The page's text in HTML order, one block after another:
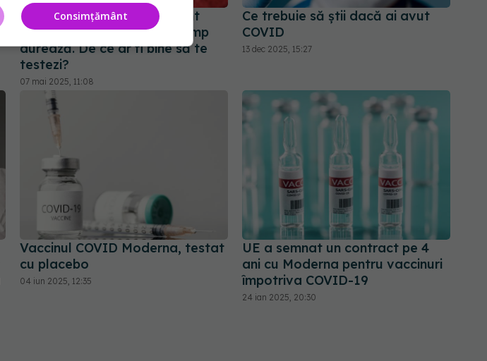
COVID încă există! Care sunt
simptomele în 2025 și cât timp
durează. De ce ar fi bine să te
testezi?
07 mai 2025, 11:08
Ce trebuie să știi dacă ai avut
COVID
13 dec 2025, 15:27
Vaccinul COVID Moderna, testat
cu placebo
04 iun 2025, 12:35
UE a semnat un contract pe 4
ani cu Moderna pentru vaccinuri
împotriva COVID-19
24 ian 2025, 20:30
Consimțământ